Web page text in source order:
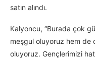
satın alındı.
Kalyoncu, “Burada çok
meşgul oluyoruz hem de
oluyoruz. Gençlerimizi